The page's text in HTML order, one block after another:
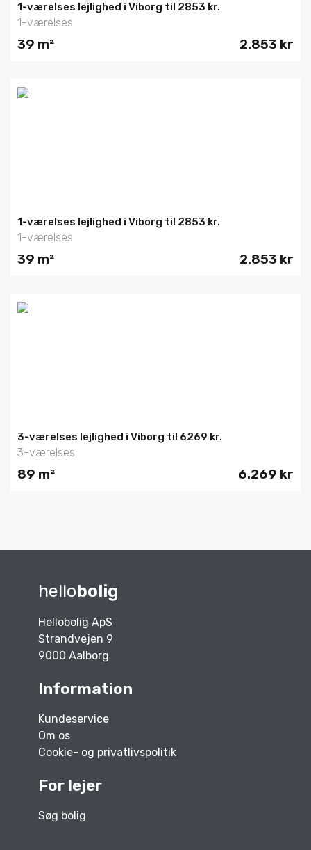
1-værelses lejlighed i Viborg til 2853 kr.
1-værelses
39 m² 2.853 kr
1-værelses lejlighed i Viborg til 2853 kr.
1-værelses
39 m² 2.853 kr
3-værelses lejlighed i Viborg til 6269 kr.
3-værelses
89 m² 6.269 kr
hellobolig
Hellobolig ApS
Strandvejen 9
9000 Aalborg
Information
Kundeservice
Om os
Cookie- og privatlivspolitik
For lejer
Søg bolig